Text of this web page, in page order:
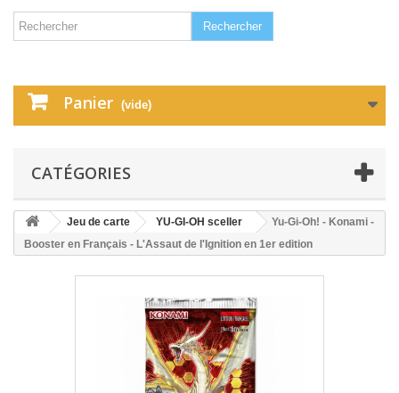
Rechercher
Panier (vide)
CATÉGORIES
Jeu de carte YU-GI-OH sceller
Yu-Gi-Oh! - Konami -
Booster en Français - L'Assaut de l'Ignition en 1er edition